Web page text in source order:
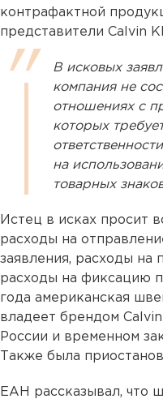
контрафактной
представители Calvin
В исковых
компания не
отношениях с
которых
на
товарных
Истец в исках просит
расходы на
заявления, расходы на
расходы на фиксацию
года американская
владеет брендом
России и временном
Также была
ЕАН рассказывал, что